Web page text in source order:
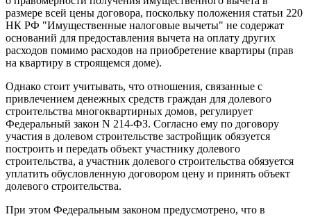
размере всей цены договора, поскольку положения статьи 220
НК РФ "Имущественные налоговые вычеты" не содержат
оснований для предоставления вычета на оплату других
расходов помимо расходов на приобретение квартиры (прав
на квартиру в строящемся доме).
Однако стоит учитывать, что отношения, связанные с
привлечением денежных средств граждан для долевого
строительства многоквартирных домов, регулирует
Федеральный закон N 214-ФЗ. Согласно ему по договору
участия в долевом строительстве застройщик обязуется
построить и передать объект участнику долевого
строительства, а участник долевого строительства обязуется
уплатить обусловленную договором цену и принять объект
долевого строительства.
При этом Федеральным законом предусмотрено, что в